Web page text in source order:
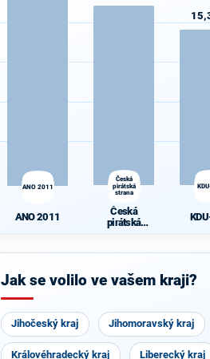
ANO 2011
ANO 2011
Česká
pirátská
strana
Česká
pirátská
Jak se volilo ve vašem kraji?
Jihočeský kraj Jihomoravský kraj
Královéhradecký kraj Liberecký kraj